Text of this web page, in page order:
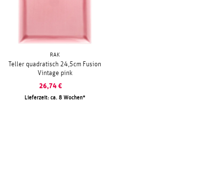
RAK
Teller quadratisch 24,5cm Fusion
Vintage pink
26,74 €
Lieferzeit: ca. 8 Wochen